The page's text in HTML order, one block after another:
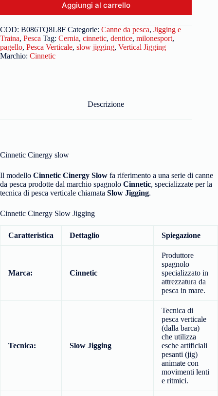
Aggiungi al carrello
COD: B086TQ8L8F Categorie: Canne da pesca, Jigging e
Traina, Pesca Tag: Cernia, cinnetic, dentice, milonesport,
pagello, Pesca Verticale, slow jigging, Vertical Jigging
Marchio: Cinnetic
Descrizione
Cinnetic Cinergy slow
Il modello Cinnetic Cinergy Slow fa riferimento a una serie di canne
da pesca prodotte dal marchio spagnolo Cinnetic, specializzate per la
tecnica di pesca verticale chiamata Slow Jigging.
Cinnetic Cinergy Slow Jigging
Caratteristica Dettaglio Spiegazione
Marca: Cinnetic
Produttore
spagnolo
specializzato in
attrezzatura da
pesca in mare.
Tecnica: Slow Jigging
Tecnica di
pesca verticale
(dalla barca)
che utilizza
esche artificiali
pesanti (jig)
animate con
movimenti lenti
e ritmici.